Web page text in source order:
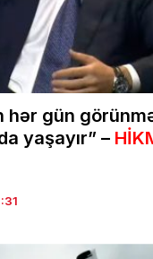
hər gün
yaşayır” –